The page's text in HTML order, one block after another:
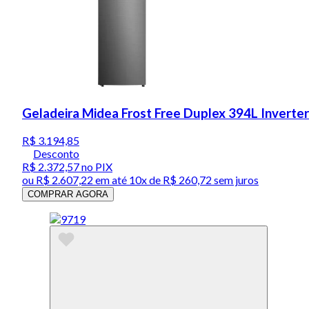
Geladeira Midea Frost Free Duplex 394L
R$ 3.194,85
Desconto
R$ 2.372,57no PIX
ou R$ 2.607,22 em até 10x de R$ 260,72 sem juros
COMPRAR AGORA